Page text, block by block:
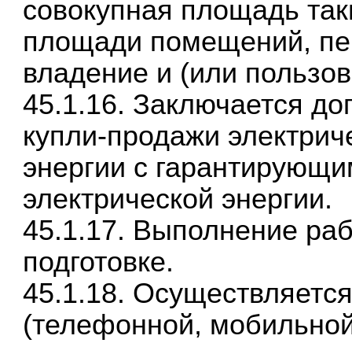
совокупная площадь
площади помещений,
владение и (или
45.1.16. Заключается
купли-продажи
энергии с
электрической энергии.
45.1.17. Выполнение
подготовке.
45.1.18.
(телефонной,